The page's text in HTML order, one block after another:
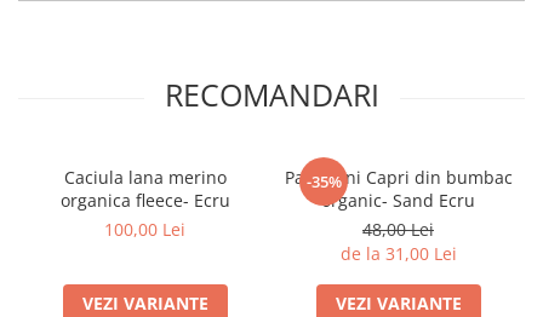
RECOMANDARI
Caciula lana merino
organica fleece- Ecru
100,00 Lei
VEZI VARIANTE
-35%
Pantaloni Capri din bumbac
organic- Sand Ecru
48,00 Lei
de la 31,00 Lei
VEZI VARIANTE